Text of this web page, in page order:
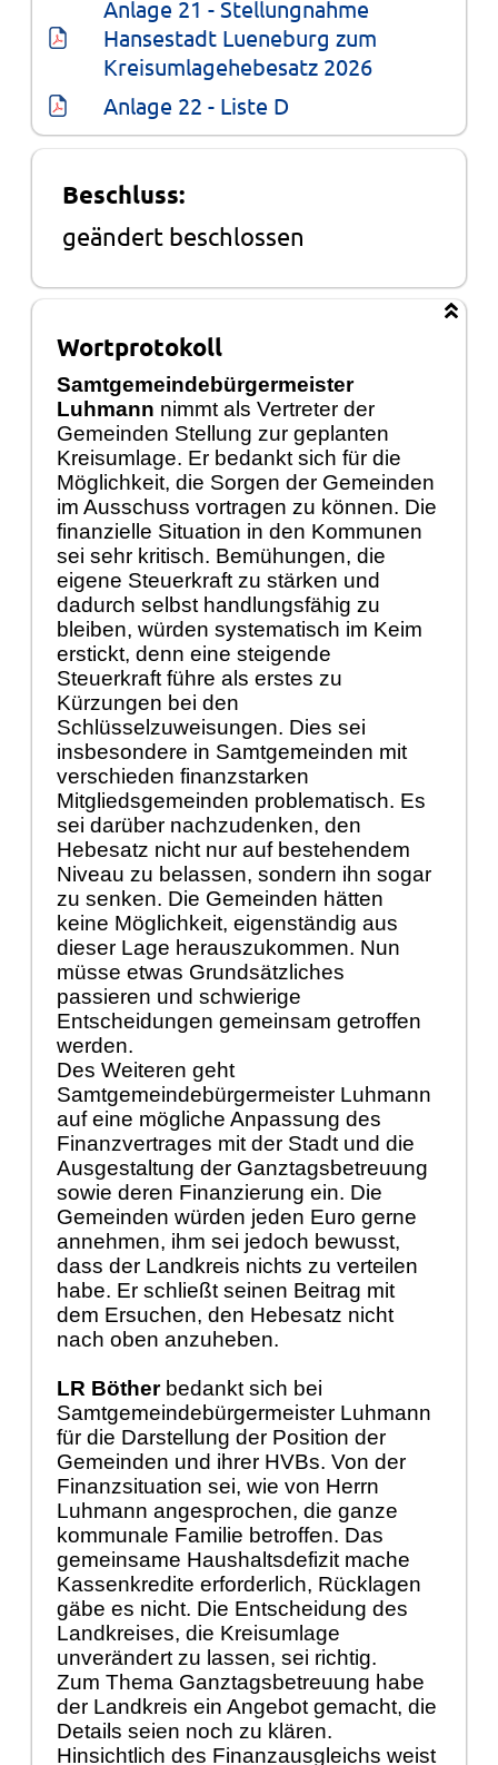
Anlage 21 - Stellungnahme
Hansestadt Lueneburg zum
Kreisumlagehebesatz 2026
Anlage 22 - Liste D
Beschluss:
geändert beschlossen
Wortprotokoll
Samtgemeindebürgermeister
Luhmann nimmt als Vertreter der
Gemeinden Stellung zur geplanten
Kreisumlage. Er bedankt sich für die
Möglichkeit, die Sorgen der Gemeinden
im Ausschuss vortragen zu können. Die
finanzielle Situation in den Kommunen
sei sehr kritisch. Bemühungen, die
eigene Steuerkraft zu stärken und
dadurch selbst handlungsfähig zu
bleiben, würden systematisch im Keim
erstickt, denn eine steigende
Steuerkraft führe als erstes zu
Kürzungen bei den
Schlüsselzuweisungen. Dies sei
insbesondere in Samtgemeinden mit
verschieden finanzstarken
Mitgliedsgemeinden problematisch. Es
sei darüber nachzudenken, den
Hebesatz nicht nur auf bestehendem
Niveau zu belassen, sondern ihn sogar
zu senken. Die Gemeinden hätten
keine Möglichkeit, eigenständig aus
dieser Lage herauszukommen. Nun
müsse etwas Grundsätzliches
passieren und schwierige
Entscheidungen gemeinsam getroffen
werden.
Des Weiteren geht
Samtgemeindebürgermeister Luhmann
auf eine mögliche Anpassung des
Finanzvertrages mit der Stadt und die
Ausgestaltung der Ganztagsbetreuung
sowie deren Finanzierung ein. Die
Gemeinden würden jeden Euro gerne
annehmen, ihm sei jedoch bewusst,
dass der Landkreis nichts zu verteilen
habe. Er schließt seinen Beitrag mit
dem Ersuchen, den Hebesatz nicht
nach oben anzuheben.
LR Bötherbedankt sich bei
Samtgemeindebürgermeister Luhmann
für die Darstellung der Position der
Gemeinden und ihrer HVBs. Von der
Finanzsituation sei, wie von Herrn
Luhmann angesprochen, die ganze
kommunale Familie betroffen. Das
gemeinsame Haushaltsdefizit mache
Kassenkredite erforderlich, Rücklagen
gäbe es nicht. Die Entscheidung des
Landkreises, die Kreisumlage
unverändert zu lassen, sei richtig.
Zum Thema Ganztagsbetreuung habe
der Landkreis ein Angebot gemacht, die
Details seien noch zu klären.
Hinsichtlich des Finanzausgleichs weist